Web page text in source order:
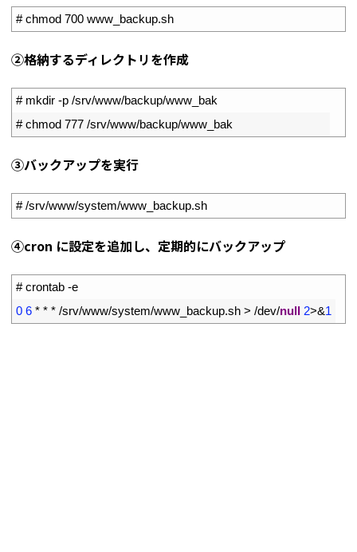
# chmod 700 www_backup.sh
➁格納するディレクトリを作成
# mkdir -p /srv/www/backup/www_bak
# chmod 777 /srv/www/backup/www_bak
➂バックアップを実行
# /srv/www/system/www_backup.sh
④cron に設定を追加し、定期的にバックアップ
# crontab -e
0 6 * * * /srv/www/system/www_backup.sh > /dev/null 2>&1